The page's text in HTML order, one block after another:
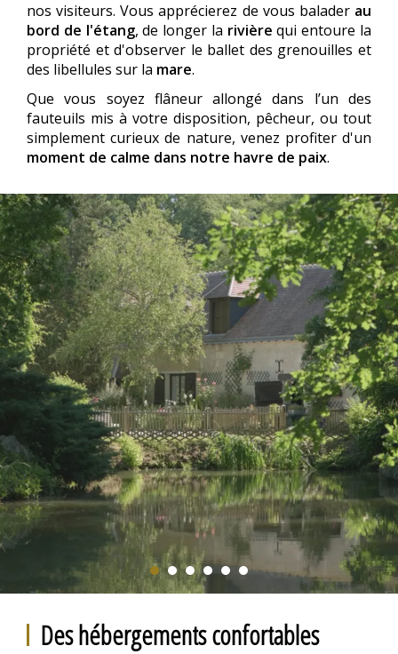
nos visiteurs. Vous apprécierez de vous baladerau
bord de l'étang, de longer la rivièrequi entoure la
propriété et d'observer le ballet des grenouilles et
des libellules sur la mare.
Que vous soyez flâneur allongé dans l’un des
fauteuils mis à votre disposition, pêcheur, ou tout
simplement curieux de nature, venez profiter d'un
moment de calme dans notre havre de paix.
Des hébergements confortables